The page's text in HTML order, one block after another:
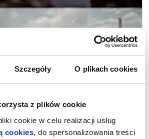
Szczegóły O plikach cookies
z plików cookie
cookie w celu realizacji usług
cookies , do spersonalizowania treści